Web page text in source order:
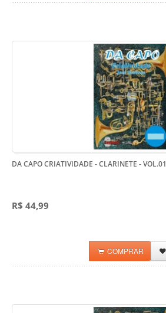
DA CAPO CRIATIVIDADE - CLARINETE - VOL.01
R$ 44,99
COMPRAR